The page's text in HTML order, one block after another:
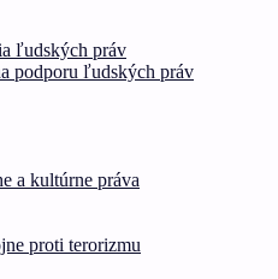
ľudských práv
podporu ľudských práv
a kultúrne práva
proti terorizmu